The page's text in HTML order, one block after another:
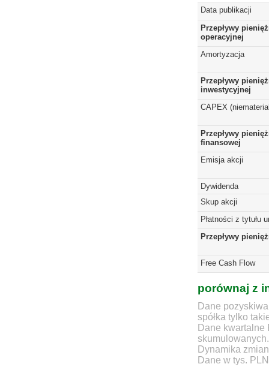
Data publikacji
Przepływy
operacyjnej
Amortyzacja
Przepływy
inwestycyjnej
CAPEX
Przepływy
finansowej
Emisja akcji
Dywidenda
Skup akcji
Płatności z tytułu
Przepływy
Free Cash Flow
porównaj z
Dane
spółka tylko
Dane
skumulowanych.
Dynamika
Dane w tys. PLN